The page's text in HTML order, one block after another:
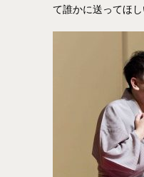
て誰かに送ってほし